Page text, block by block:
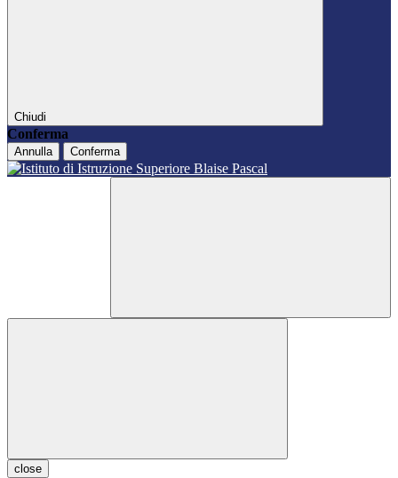
Chiudi
Conferma
Annulla Conferma
close